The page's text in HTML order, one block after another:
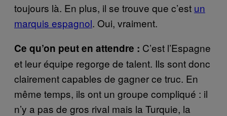
toujours là. En plus, il se trouve que c’est un
marquis espagnol. Oui, vraiment.
Ce qu’on peut en attendre : C’est l’Espagne
et leur équipe regorge de talent. Ils sont donc
clairement capables de gagner ce truc. En
même temps, ils ont un groupe compliqué : il
n’y a pas de gros rival mais la Turquie, la